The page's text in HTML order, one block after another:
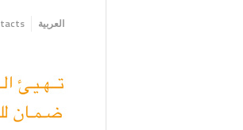
العربية